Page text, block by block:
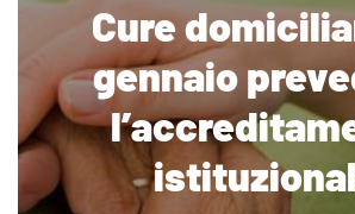
Cure
gennaio